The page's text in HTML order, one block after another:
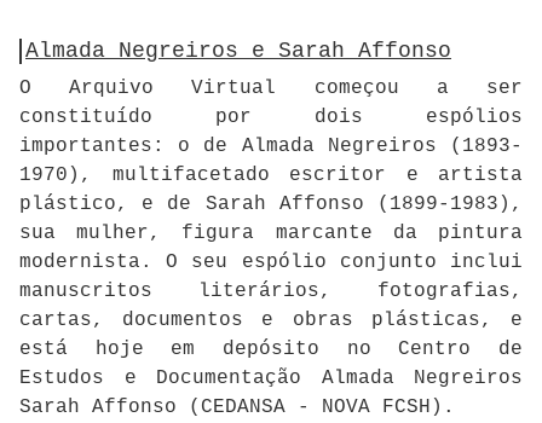
Almada Negreiros e Sarah Affonso
O Arquivo Virtual começou a ser
constituído por dois espólios
importantes: o de Almada Negreiros (1893-
1970), multifacetado escritor e artista
plástico, e de Sarah Affonso (1899-1983),
sua mulher, figura marcante da pintura
modernista. O seu espólio conjunto inclui
manuscritos literários, fotografias,
cartas, documentos e obras plásticas, e
está hoje em depósito no Centro de
Estudos e Documentação Almada Negreiros
Sarah Affonso (CEDANSA - NOVA FCSH).